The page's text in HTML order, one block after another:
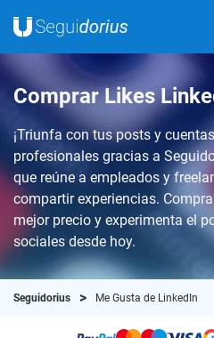
Comprar Likes
¡Triunfa con tus posts y
profesionales gracias a
que reúne a empleados y
compartir experiencias.
mejor precio y experimenta el
sociales desde hoy.
Seguidorius Me Gusta de LinkedIn